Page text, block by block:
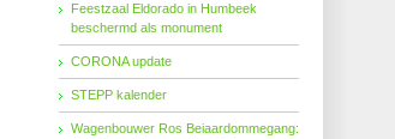
Feestzaal Eldorado in Humbeek
beschermd als monument
CORONA update
STEPP kalender
Wagenbouwer Ros Beiaardommegang: